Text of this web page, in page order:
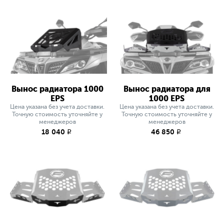
Вынос радиатора 1000
EPS
Цена указана без учета доставки.
Точную стоимость уточняйте у
менеджеров
18 040 q
Вынос радиатора для
1000 EPS
Цена указана без учета доставки.
Точную стоимость уточняйте у
менеджеров
46 850 q